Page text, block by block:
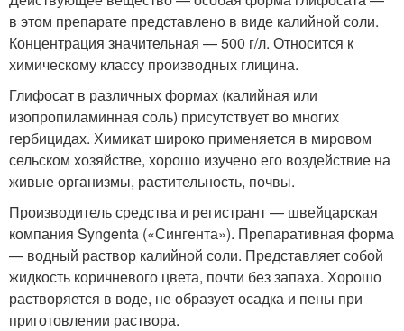
в этом препарате представлено в виде калийной соли.
Концентрация значительная — 500 г/л. Относится к
химическому классу производных глицина.
Глифосат в различных формах (калийная или
изопропиламинная соль) присутствует во многих
гербицидах. Химикат широко применяется в мировом
сельском хозяйстве, хорошо изучено его воздействие на
живые организмы, растительность, почвы.
Производитель средства и регистрант — швейцарская
компания Syngenta («Сингента»). Препаративная форма
— водный раствор калийной соли. Представляет собой
жидкость коричневого цвета, почти без запаха. Хорошо
растворяется в воде, не образует осадка и пены при
приготовлении раствора.